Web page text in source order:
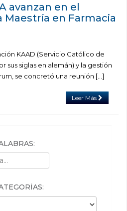
avanzan en el
Maestría en Farmacia
KAAD (Servicio Católico de
sus siglas en alemán) y la gestión
se concretó una reunión […]
Leer Más